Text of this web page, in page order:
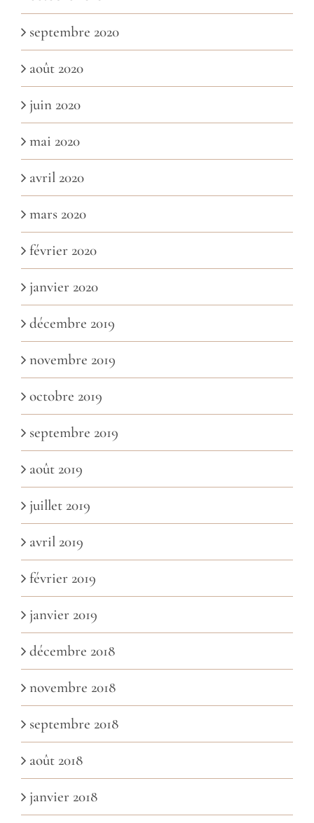
septembre 2020
août 2020
juin 2020
mai 2020
avril 2020
mars 2020
février 2020
janvier 2020
décembre 2019
novembre 2019
octobre 2019
septembre 2019
août 2019
juillet 2019
avril 2019
février 2019
janvier 2019
décembre 2018
novembre 2018
septembre 2018
août 2018
janvier 2018